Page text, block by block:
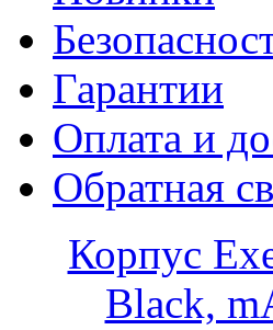
Гарантии
Оплата и
Обратная
Корпус
Black,